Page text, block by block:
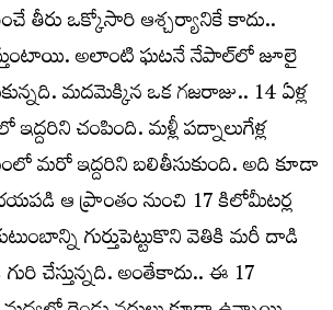
తీరు ఒక్కోసారి ఆశ్చర్యానికే కాదు..
అలాంటి ఘటనే నేపాల్‌లో జూలై
మదమెక్కిన ఒక గజరాజు.. 14 ఏళ్ల
ఇద్దరిని చంపింది. మళ్లీ పద్నాలుగేళ్ల
మరో ఇద్దరిని బలితీసుకుంది. అది కూడా
ఆ ప్రాంతం నుంచి 17 కిలోమీటర్ల
గుర్తుపెట్టుకొని వెతికి మరీ దాడి
చేస్తున్నది. అంతేకాదు.. ఈ 17